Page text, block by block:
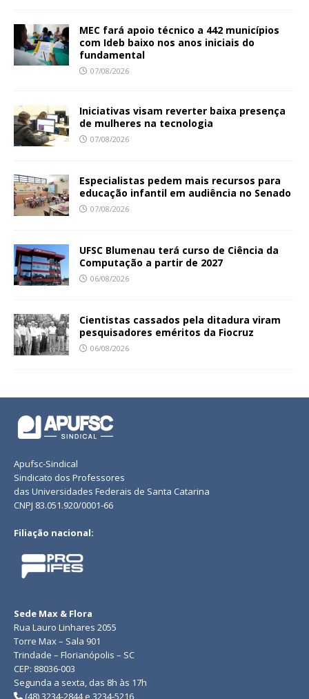
MEC fará apoio técnico a 442 municípios
com Ideb baixo nos anos iniciais do
fundamental
07/08/2026
Iniciativas visam reverter baixa presença
de mulheres na tecnologia
07/08/2026
Especialistas pedem mais recursos para
educação infantil em audiência no Senado
07/08/2026
UFSC Blumenau terá curso de Ciência da
Computação a partir de 2027
06/08/2026
Cientistas cassados pela ditadura viram
pesquisadores eméritos da Fiocruz
06/08/2026
Apufsc-Sindical
Sindicato dos Professores
das Universidades Federais de Santa Catarina
CNPJ 83.051.920/0001-66
Filiação nacional:
Sede Max & Flora
Rua Lauro Linhares 2055
Torre Max – Sala 901
Trindade – Florianópolis – SC
CEP: 88036-003
Segunda a sexta, das 8h às 17h
(48) 3234-2844 e 3234-5216